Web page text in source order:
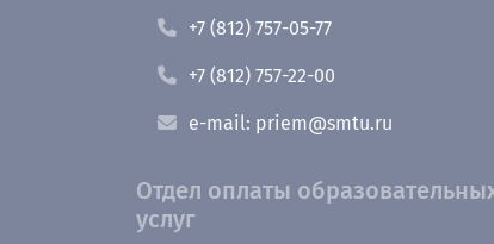
+7 (812) 757-05-77
+7 (812) 757-22-00
e-mail: priem@smtu.ru
Отдел оплаты
услуг